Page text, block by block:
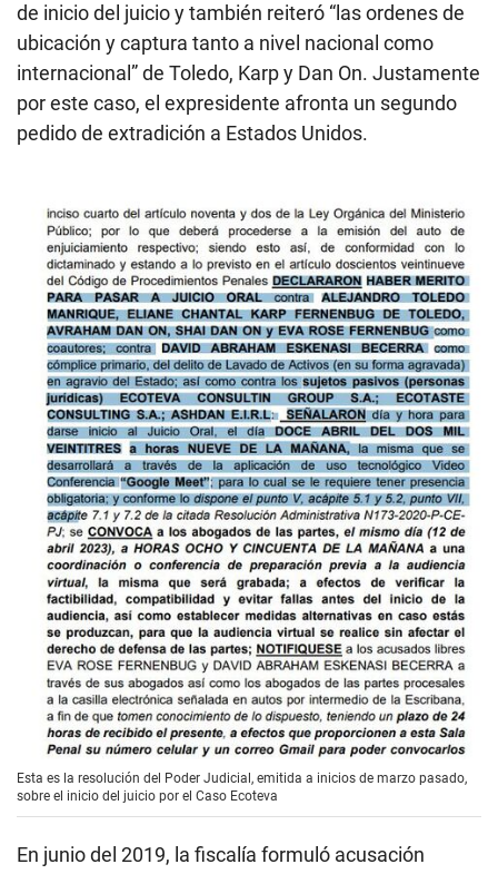
de inicio del juicio y también reiteró “las ordenes de
ubicación y captura tanto a nivel nacional como
internacional” de Toledo, Karp y Dan On. Justamente
por este caso, el expresidente afronta un segundo
pedido de extradición a Estados Unidos.
Esta es la resolución del Poder Judicial, emitida a inicios de marzo pasado,
sobre el inicio del juicio por el Caso Ecoteva
En junio del 2019, la fiscalía formuló acusación